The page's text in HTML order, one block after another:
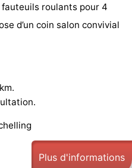
roulants pour 4
d’un coin salon convivial
Plus d'informations